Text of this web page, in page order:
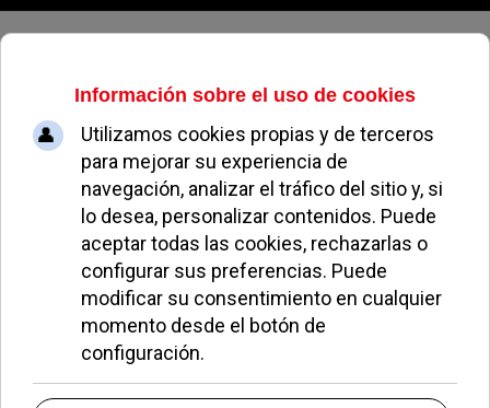
Jueves, 06 de agosto de 2026
Isabel Miranda